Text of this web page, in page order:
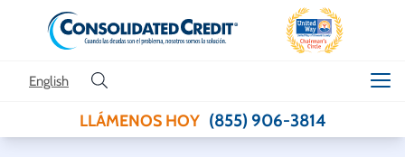
Skip to content
English
LLÁMENOS HOY (855) 906-3814